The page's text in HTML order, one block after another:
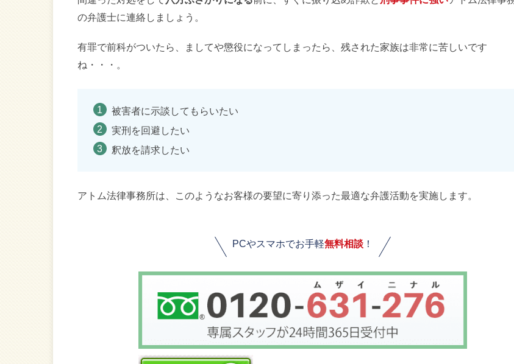
の弁護士に連絡しましょう。
有罪で前科がついたら、ましてや懲役になってしまったら、残された家族は非常に苦しいです
ね・・・。
被害者に示談してもらいたい
実刑を回避したい
釈放を請求したい
アトム法律事務所は、このようなお客様の要望に寄り添った最適な弁護活動を実施します。
PCやスマホでお手軽無料相談 ！